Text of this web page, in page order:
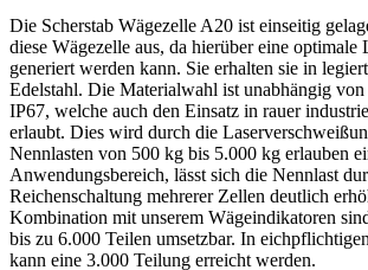
Die Scherstab Wägezelle A20 ist einseitig
diese Wägezelle aus, da hierüber eine optimale
generiert werden kann. Sie erhalten sie in
Edelstahl. Die Materialwahl ist unabhängig von
IP67, welche auch den Einsatz in rauer
erlaubt. Dies wird durch die
Nennlasten von 500 kg bis 5.000 kg erlauben
Anwendungsbereich, lässt sich die Nennlast
Reichenschaltung mehrerer Zellen deutlich
Kombination mit unserem Wägeindikatoren
bis zu 6.000 Teilen umsetzbar. In
kann eine 3.000 Teilung erreicht werden.